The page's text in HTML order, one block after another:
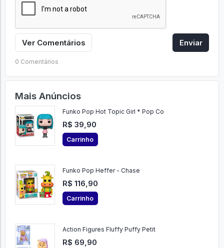
Ver Comentários Enviar
0 Comentários
Mais Anúncios
Funko Pop Hot Topic Girl * Pop Co
R$ 39,90
Carrinho
Funko Pop Heffer - Chase
R$ 116,90
Carrinho
Action Figures Fluffy Puffy Petit
R$ 69,90